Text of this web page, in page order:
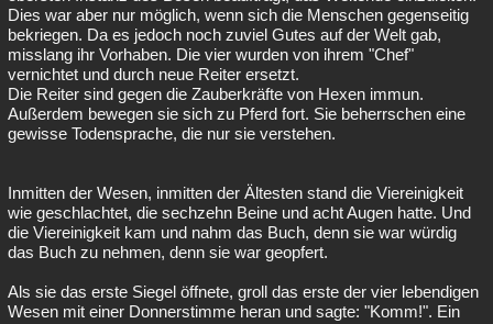
Dies war aber nur möglich, wenn sich die Menschen gegenseitig
bekriegen. Da es jedoch noch zuviel Gutes auf der Welt gab,
misslang ihr Vorhaben. Die vier wurden von ihrem "Chef"
vernichtet und durch neue Reiter ersetzt.
Die Reiter sind gegen die Zauberkräfte von Hexen immun.
Außerdem bewegen sie sich zu Pferd fort. Sie beherrschen eine
gewisse Todensprache, die nur sie verstehen.
Inmitten der Wesen, inmitten der Ältesten stand die Viereinigkeit
wie geschlachtet, die sechzehn Beine und acht Augen hatte. Und
die Viereinigkeit kam und nahm das Buch, denn sie war würdig
das Buch zu nehmen, denn sie war geopfert.
Als sie das erste Siegel öffnete, groll das erste der vier lebendigen
Wesen mit einer Donnerstimme heran und sagte: "Komm!". Ein